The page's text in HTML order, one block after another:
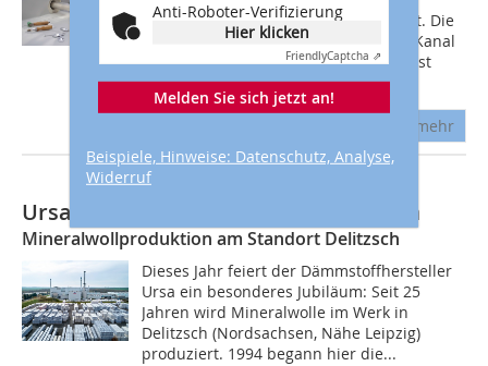
Anti-Roboter-Verifizierung
Hier klicken
FriendlyCaptcha ⇗
Melden Sie sich jetzt an!
Beispiele, Hinweise: Datenschutz, Analyse,
Widerruf
Dachentwässerungsprodukten erstellt. Die
Videos stehen auf dem Sita-YouTube-Kanal
zum Abruf bereit. Jedes Einbauvideo ist
dabei nach...
mehr
Ursa-Werk feiert 25-jähriges Jubiläum
Mineralwollproduktion am Standort Delitzsch
Dieses Jahr feiert der Dämmstoffhersteller
Ursa ein besonderes Jubiläum: Seit 25
Jahren wird Mineralwolle im Werk in
Delitzsch (Nordsachsen, Nähe Leipzig)
produziert. 1994 begann hier die...